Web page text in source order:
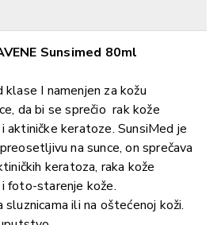
Sunsimed 80ml
I namenjen za kožu
da bi se sprečio rak kože
aktiničke keratoze. SunsiMed je
na sunce, on sprečava
keratoza, raka kože
foto-starenje kože.
sluznicama ili na oštećenoj koži.